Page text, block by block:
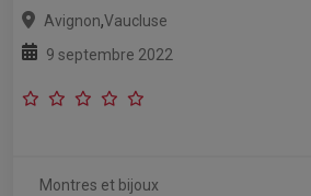
Avignon,Vaucluse
9 septembre 2022
Montres et bijoux